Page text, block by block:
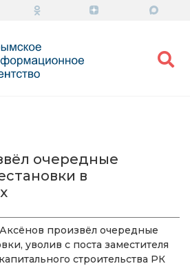
очередные
в
произвёл очередные
уволив с поста заместителя
строительства РК